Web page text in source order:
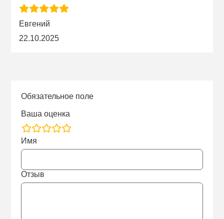
Евгений
22.10.2025
Обязательное поле
Ваша оценка
rating
fields
Имя
Отзыв